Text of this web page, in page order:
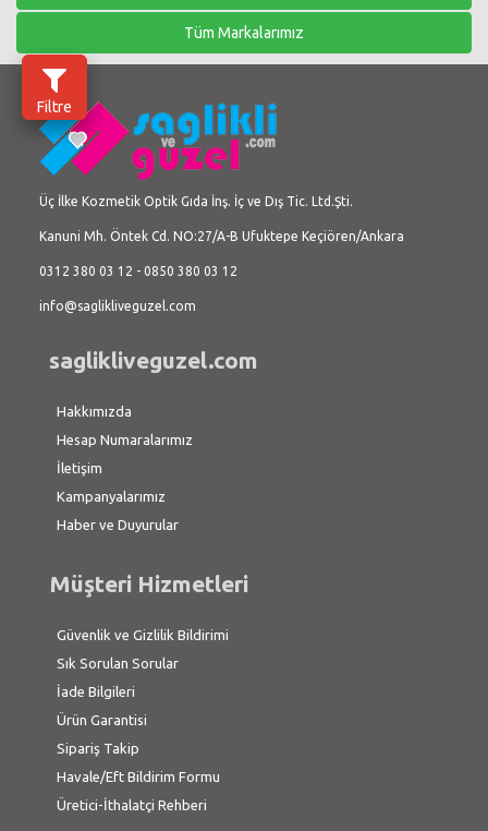
Filtre
Tüm Markalarımız
Üç İlke Kozmetik Optik Gıda İnş. İç ve Dış Tic. Ltd.Şti.
Kanuni Mh. Öntek Cd. NO:27/A-B Ufuktepe Keçiören/Ankara
0312 380 03 12 - 0850 380 03 12
info@saglikliveguzel.com
saglikliveguzel.com
Hakkımızda
Hesap Numaralarımız
İletişim
Kampanyalarımız
Haber ve Duyurular
Müşteri Hizmetleri
Güvenlik ve Gizlilik Bildirimi
Sık Sorulan Sorular
İade Bilgileri
Ürün Garantisi
Sipariş Takip
Havale/Eft Bildirim Formu
Üretici-İthalatçi Rehberi